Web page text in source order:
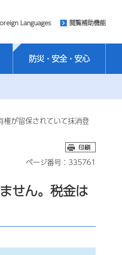
Languages 閲覧補助機能
防災・安全・安心
が留保されていて抹消登
ページ番号：335761
せん。税金は